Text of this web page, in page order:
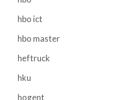
hbo ict
hbo master
heftruck
hku
hogent